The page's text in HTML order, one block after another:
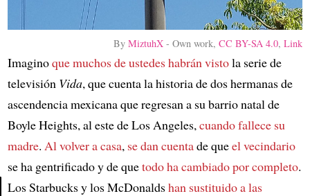
ByMiztuhX -Own work,CC BY-SA 4.0,Link
Imaginoque muchos de ustedeshabrán vistola serie de
televisión Vida, que cuenta la historia de dos hermanas de
ascendencia mexicana que regresan a su barrio natal de
Boyle Heights, al este de Los Angeles,cuando fallece su
madre. Al volver a casa, se dan cuentade queel vecindario
se ha gentrificado y de quetodo ha cambiado por completo.
Los Starbucks y los McDonaldshan sustituido a las